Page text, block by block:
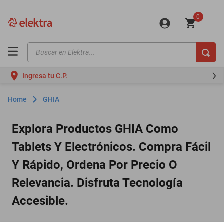
0
Buscar en Elektra...
Ingresa tu C.P.
GHIA
Explora Productos GHIA Como
Tablets Y Electrónicos. Compra Fácil
Y Rápido, Ordena Por Precio O
Relevancia. Disfruta Tecnología
Accesible.
motos
moto
iphones
refrigeradores
lavadoras
colchones
salas
oppo